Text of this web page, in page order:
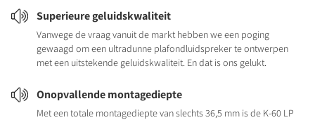
Superieure geluidskwaliteit
Vanwege de vraag vanuit de markt hebben we een poging
gewaagd om een ultradunne plafondluidspreker te ontwerpen
met een uitstekende geluidskwaliteit. En dat is ons gelukt.
Onopvallende montagediepte
Met een totale montagediepte van slechts 36,5 mm is de K-60 LP